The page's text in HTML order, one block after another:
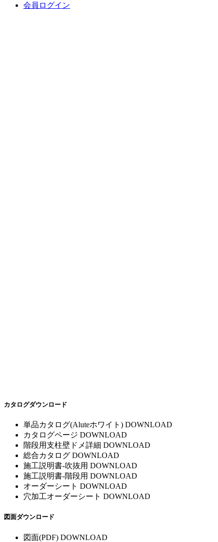
会員ログイン
カタログダウンロード
単品カタログ(Aluteホワイト) DOWNLOAD
カタログページ DOWNLOAD
階段用支柱壁ドメ詳細 DOWNLOAD
総合カタログ DOWNLOAD
施工説明書-吹抜用 DOWNLOAD
施工説明書-階段用 DOWNLOAD
オーダーシート DOWNLOAD
穴加工オーダーシート DOWNLOAD
図面ダウンロード
図面(PDF) DOWNLOAD